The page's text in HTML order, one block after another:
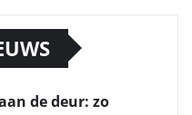
de deur: zo